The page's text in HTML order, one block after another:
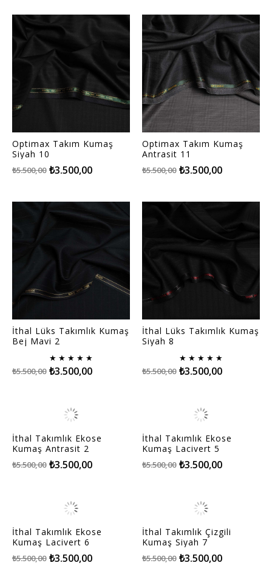
Optimax Takım Kumaş
Siyah 10
₺3.500,00
₺5.500,00
Optimax Takım Kumaş
Antrasit 11
₺3.500,00
₺5.500,00
İthal Lüks Takımlık Kumaş
Bej Mavi 2
★ ★ ★ ★ ★
₺3.500,00
₺5.500,00
İthal Lüks Takımlık Kumaş
Siyah 8
★ ★ ★ ★ ★
₺3.500,00
₺5.500,00
İthal Takımlık Ekose
Kumaş Antrasit 2
₺3.500,00
₺5.500,00
İthal Takımlık Ekose
Kumaş Lacivert 5
₺3.500,00
₺5.500,00
İthal Takımlık Ekose
Kumaş Lacivert 6
₺3.500,00
₺5.500,00
İthal Takımlık Çizgili
Kumaş Siyah 7
₺3.500,00
₺5.500,00